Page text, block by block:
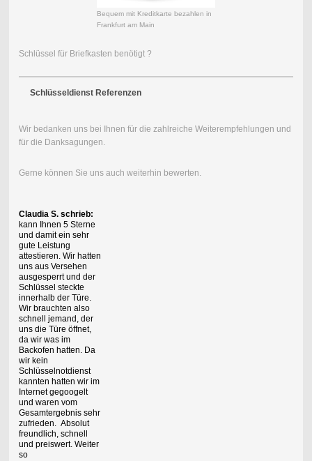
Bequem mit Kreditkarte bezahlen in
Frankfurt am Main
Schlüssel für Briefkasten benötigt ?
Schlüsseldienst Referenzen
Wir bedanken uns bei Ihnen für die zahlreiche Weiterempfehlungen und
für die Danksagungen.
Gerne können Sie uns auch weiterhin bewerten.
Claudia S. schrieb:
kann Ihnen 5 Sterne
und damit ein sehr
gute Leistung
attestieren. Wir hatten
uns aus Versehen
ausgesperrt und der
Schlüssel steckte
innerhalb der Türe.
Wir brauchten also
schnell jemand, der
uns die Türe öffnet,
da wir was im
Backofen hatten. Da
wir kein
Schlüsselnotdienst
kannten hatten wir im
Internet gegoogelt
und waren vom
Gesamtergebnis sehr
zufrieden. Absolut
freundlich, schnell
und preiswert. Weiter
so